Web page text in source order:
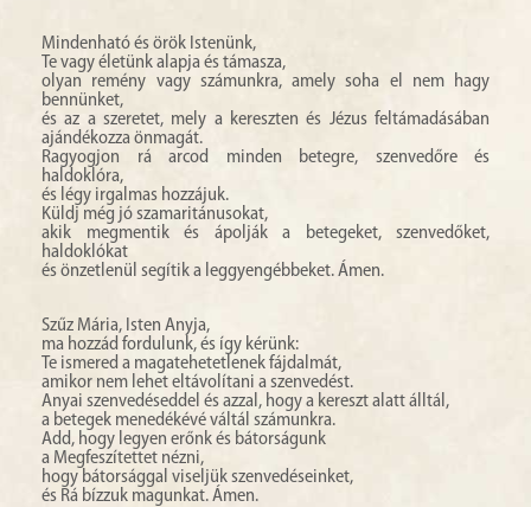
Mindenható és örök Istenünk,
Te vagy életünk alapja és támasza,
olyan remény vagy számunkra, amely soha el nem hagy
bennünket,
és az a szeretet, mely a kereszten és Jézus feltámadásában
ajándékozza önmagát.
Ragyogjon rá arcod minden betegre, szenvedőre és
haldoklóra,
és légy irgalmas hozzájuk.
Küldj még jó szamaritánusokat,
akik megmentik és ápolják a betegeket, szenvedőket,
haldoklókat
és önzetlenül segítik a leggyengébbeket. Ámen.
Szűz Mária, Isten Anyja,
ma hozzád fordulunk, és így kérünk:
Te ismered a magatehetetlenek fájdalmát,
amikor nem lehet eltávolítani a szenvedést.
Anyai szenvedéseddel és azzal, hogy a kereszt alatt álltál,
a betegek menedékévé váltál számunkra.
Add, hogy legyen erőnk és bátorságunk
a Megfeszítettet nézni,
hogy bátorsággal viseljük szenvedéseinket,
és Rá bízzuk magunkat. Ámen.